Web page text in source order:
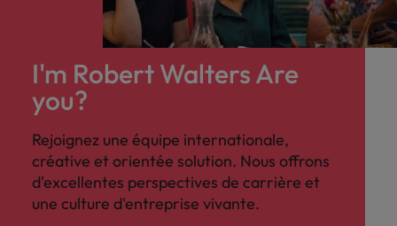
I'm Robert Walters Are
you?
Rejoignez une équipe internationale,
créative et orientée solution. Nous offrons
d'excellentes perspectives de carrière et
une culture d'entreprise vivante.